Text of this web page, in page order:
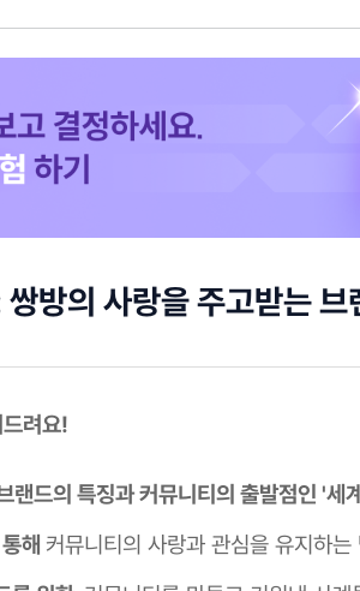
방의 사랑을 주고받는 브
려요!
랜드의 특징과 커뮤니티의 출발점인 '세
해 커뮤니티의 사랑과 관심을 유지하는